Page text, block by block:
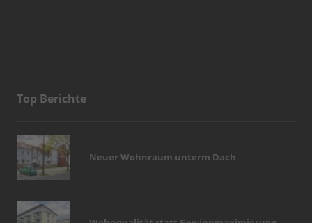
Top Berichte
Neuer Wohnraum unterm Dach